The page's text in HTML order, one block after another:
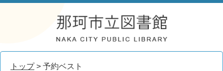
トップ> 予約ベスト